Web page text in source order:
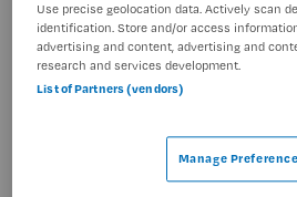
Deze vacature Student
Bijbaan bij Amsterdam UMC is
Hieronder staan enkele
u wellicht interessant zijn.
Use precise geolocation data. Actively scan
identification. Store and/or access
advertising and content, advertising and
research and services development.
List of Partners (vendors)
Manage